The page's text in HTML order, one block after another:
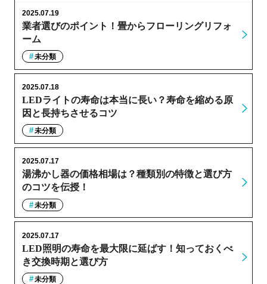
業者選びのポイント！畳からフローリングリフォ
ーム
2025.07.19
未分類
LEDライトの寿命は本当に長い？寿命を縮める原
因と長持ちさせるコツ
2025.07.18
未分類
湯沸かし器の価格相場は？種類別の特徴と選び方
のコツを伝授！
2025.07.17
未分類
LED照明の寿命を最大限に延ばす！知っておくべ
き交換時期と選び方
2025.07.17
未分類